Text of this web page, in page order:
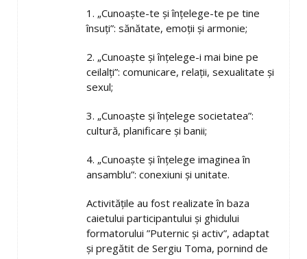
1. „Cunoaște-te și înțelege-te pe tine
însuți”: sănătate, emoții și armonie;
2. „Cunoaște și înțelege-i mai bine pe
ceilalți”: comunicare, relații, sexualitate și
sexul;
3. „Cunoaște și înțelege societatea”:
cultură, planificare și banii;
4. „Cunoaște și înțelege imaginea în
ansamblu”: conexiuni și unitate.
Activitățile au fost realizate în baza
caietului participantului și ghidului
formatorului ”Puternic și activ”, adaptat
și pregătit de Sergiu Toma, pornind de